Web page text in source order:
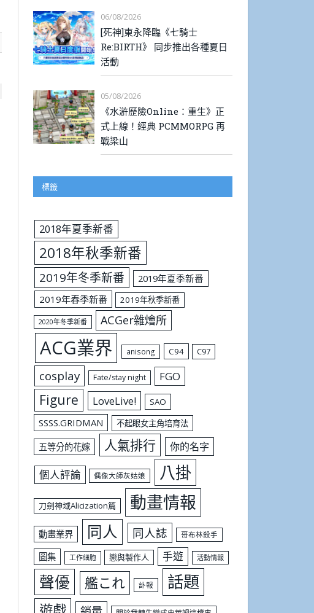
06/08/2026
[死神]東永降臨《七騎士
Re:BIRTH》 同步推出各種夏日
活動
05/08/2026
《水滸歷險Online：重生》正
式上線！經典 PCMMORPG 再
戰梁山
標籤
2018年夏季新番
2018年秋季新番
2019年冬季新番
2019年夏季新番
2019年春季新番
2019年秋季新番
2020年冬季新番 ACGer雜燴所
ACG業界 anisong C94 C97
cosplay Fate/stay night FGO
Figure LoveLive! SAO
SSSS.GRIDMAN 不起眼女主角培育法
五等分的花嫁 人氣排行 你的名字
個人評論 偶像大師灰姑娘 八掛
刀劍神域Alicization篇 動畫情報
動畫業界 同人 同人誌 哥布林殺手
圖集 工作細胞 戀與製作人 手遊 活動情報
聲優 艦これ 訃報 話題